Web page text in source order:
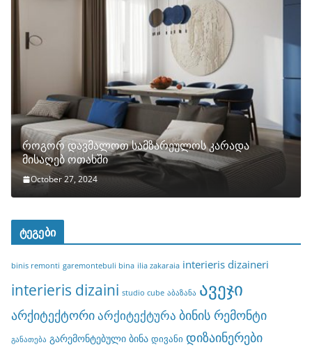
როგორ დავმალოთ სამზარეულოს კარადა
მისაღებ ოთახში
October 27, 2024
ტეგები
binis remonti garemontebuli bina ilia zakaraia interieris dizaineri
interieris dizaini studio cube აბაზანა ავეჯი
არქიტექტორიარქიტექტურა ბინის რემონტი
განათება გარემონტებული ბინა დივანი დიზაინერები